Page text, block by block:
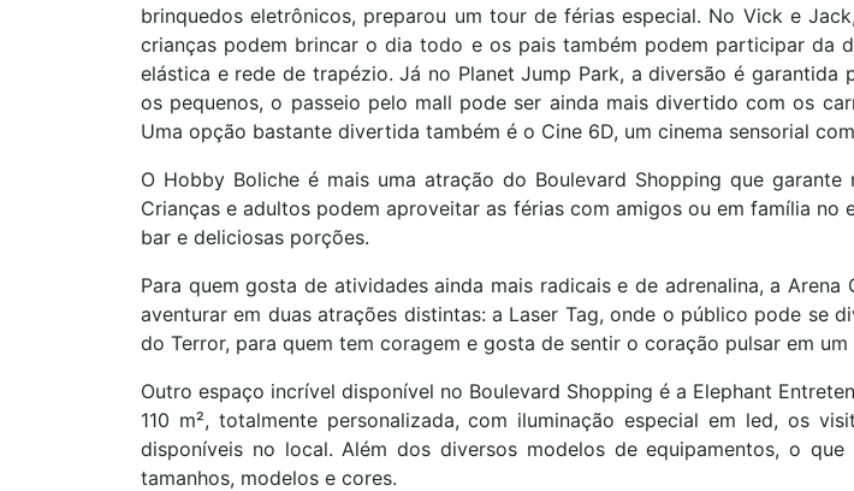
brinquedos eletrônicos, preparou um tour de férias especial. No Vick e
crianças podem brincar o dia todo e os pais também podem participar da
elástica e rede de trapézio. Já no Planet Jump Park, a diversão é
os pequenos, o passeio pelo mall pode ser ainda mais divertido com os
Uma opção bastante divertida também é o Cine 6D, um cinema sensorial
O Hobby Boliche é mais uma atração do Boulevard Shopping que
Crianças e adultos podem aproveitar as férias com amigos ou em família
bar e deliciosas porções.
Para quem gosta de atividades ainda mais radicais e de adrenalina, a
aventurar em duas atrações distintas: a Laser Tag, onde o público pode se
do Terror, para quem tem coragem e gosta de sentir o coração pulsar em
Outro espaço incrível disponível no Boulevard Shopping é a Elephant
110 m², totalmente personalizada, com iluminação especial em led, os
disponíveis no local. Além dos diversos modelos de equipamentos, o
tamanhos, modelos e cores.